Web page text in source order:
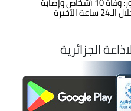
الجزائرية